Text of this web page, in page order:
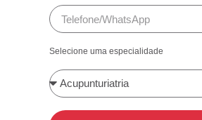
Selecione uma especialidade